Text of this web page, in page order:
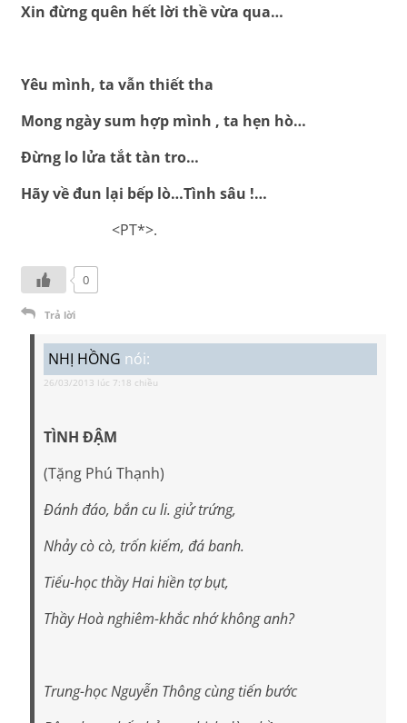
Xin đừng quên hết lời thề vừa qua…
Yêu mình, ta vẫn thiết tha
Mong ngày sum hợp mình , ta hẹn hò…
Đừng lo lửa tắt tàn tro…
Hãy về đun lại bếp lò…Tình sâu !…
<PT*>.
0
Trả lời
NHỊ HỒNG nói:
26/03/2013 lúc 7:18 chiều
TÌNH ĐẬM
(Tặng Phú Thạnh)
Đánh đáo, bắn cu li. giử trứng,
Nhảy cò cò, trốn kiếm, đá banh.
Tiểu-học thầy Hai hiền tợ bụt,
Thầy Hoà nghiêm-khắc nhớ không anh?
Trung-học Nguyễn Thông cùng tiến bước